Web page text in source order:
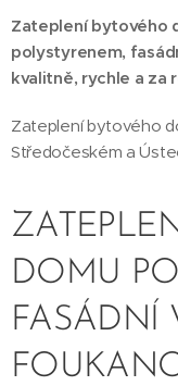
Zateplení bytového
polystyrenem,
kvalitně, rychle a za
Zateplení bytového
Středočeském a
DOMU
FASÁDNÍ